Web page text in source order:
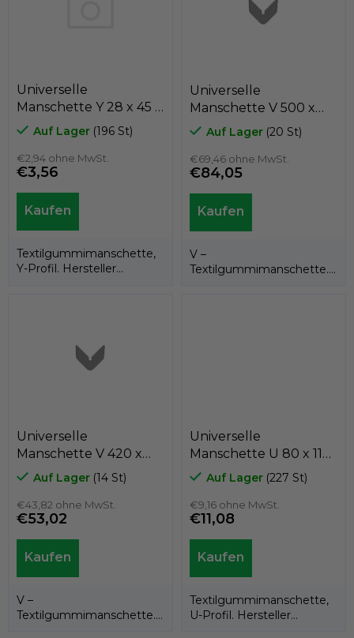
Universelle
Manschette Y 28 x 45 x
10,5 měkká
Textilkautschuk,
Kastas
Auf Lager (196 St)
€2,94 ohne MwSt.
€3,56
Textilgummimanschette,
Y-Profil. Hersteller
Universelle
Manschette V 500 x
540 x 21,5
Textilkautschuk, INCO
Auf Lager (20 St)
€69,46 ohne MwSt.
€84,05
V –
Textilgummimanschette.
Universelle
Manschette V 420 x
450 x 12,3/7,5
Textilkautschuk, INCO
Auf Lager (14 St)
€43,82 ohne MwSt.
€53,02
V –
Textilgummimanschette.
Universelle
Manschette U 80 x 110
x 19 Textilkautschuk,
Auf Lager (227 St)
€9,16 ohne MwSt.
€11,08
Textilgummimanschette,
U-Profil. Hersteller